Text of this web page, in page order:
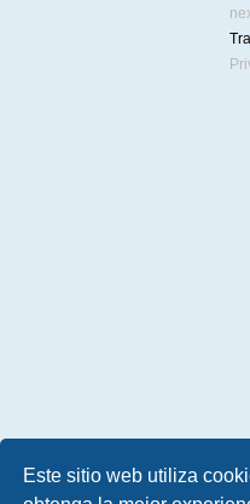
Este sitio web utiliza